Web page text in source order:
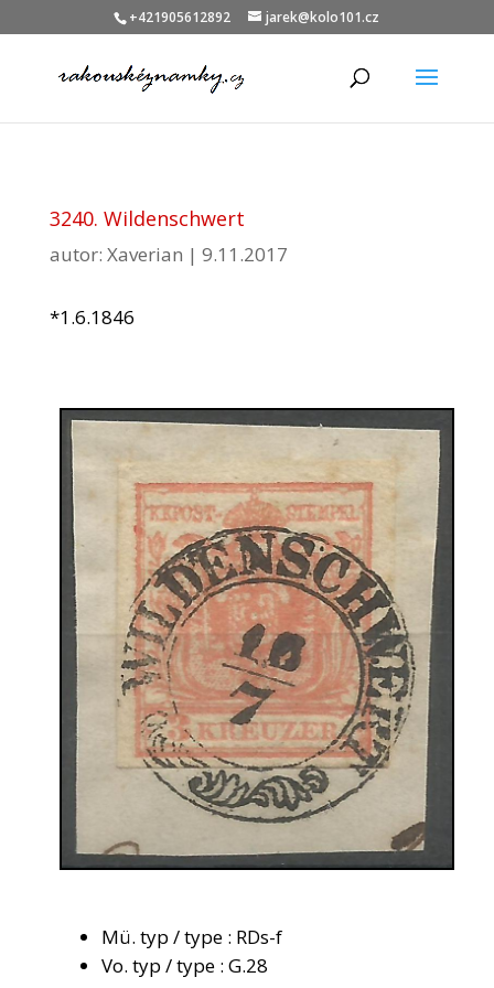
+421905612892 jarek@kolo101.cz
3240. Wildenschwert
autor: Xaverian | 9.11.2017
*1.6.1846
Mü. typ / type : RDs-f
Vo. typ / type : G.28